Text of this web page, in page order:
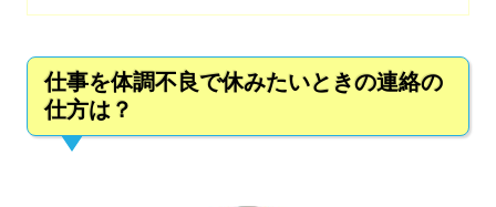
仕事を体調不良で休みたいときの連絡の
仕方は？